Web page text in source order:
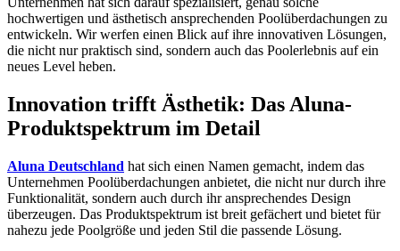
hochwertigen und ästhetisch ansprechenden Poolüberdachungen zu
entwickeln. Wir werfen einen Blick auf ihre innovativen Lösungen,
die nicht nur praktisch sind, sondern auch das Poolerlebnis auf ein
neues Level heben.
Innovation trifft Ästhetik: Das Aluna-
Produktspektrum im Detail
Aluna Deutschland hat sich einen Namen gemacht, indem das
Unternehmen Poolüberdachungen anbietet, die nicht nur durch ihre
Funktionalität, sondern auch durch ihr ansprechendes Design
überzeugen. Das Produktspektrum ist breit gefächert und bietet für
nahezu jede Poolgröße und jeden Stil die passende Lösung.